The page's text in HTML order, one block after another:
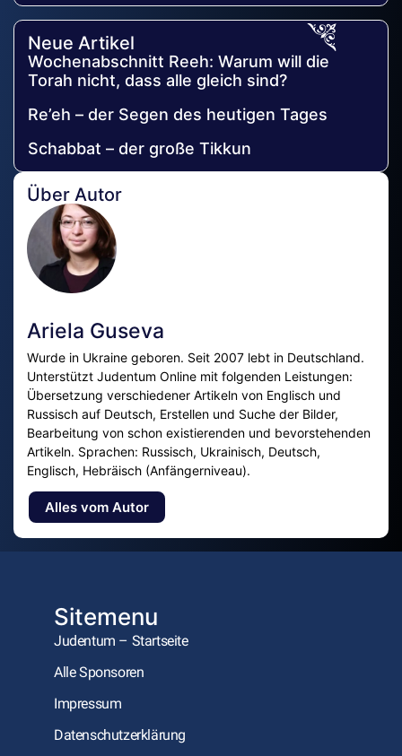
Neue Artikel
Wochenabschnitt Reeh: Warum will die
Torah nicht, dass alle gleich sind?
Re’eh – der Segen des heutigen Tages
Schabbat – der große Tikkun
Über Autor
Ariela Guseva
Wurde in Ukraine geboren. Seit 2007 lebt in Deutschland.
Unterstützt Judentum Online mit folgenden Leistungen:
Übersetzung verschiedener Artikeln von Englisch und
Russisch auf Deutsch, Erstellen und Suche der Bilder,
Bearbeitung von schon existierenden und bevorstehenden
Artikeln. Sprachen: Russisch, Ukrainisch, Deutsch,
Englisch, Hebräisch (Anfängerniveau).
Alles vom Autor
Sitemenu
Judentum – Startseite
Alle Sponsoren
Impressum
Datenschutzerklärung